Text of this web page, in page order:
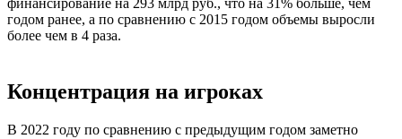
годом ранее, а по сравнению с 2015 годом объемы выросли
более чем в 4 раза.
Концентрация на игроках
В 2022 году по сравнению с предыдущим годом заметно